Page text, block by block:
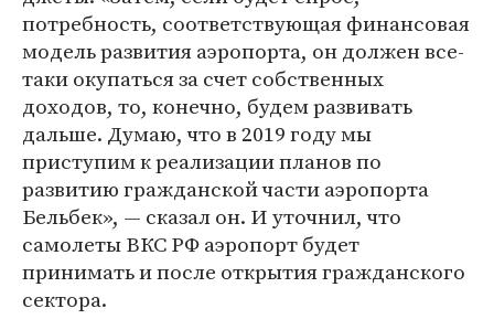
потребность, соответствующая финансовая
модель развития аэропорта, он должен все-
таки окупаться за счет собственных
доходов, то, конечно, будем развивать
дальше. Думаю, что в 2019 году мы
приступим к реализации планов по
развитию гражданской части аэропорта
Бельбек», — сказал он. И уточнил, что
самолеты ВКС РФ аэропорт будет
принимать и после открытия гражданского
сектора.